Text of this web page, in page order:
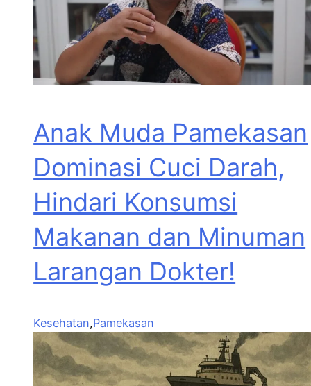
Anak Muda Pamekasan
Dominasi Cuci Darah,
Hindari Konsumsi
Makanan dan Minuman
Larangan Dokter!
Kesehatan,Pamekasan